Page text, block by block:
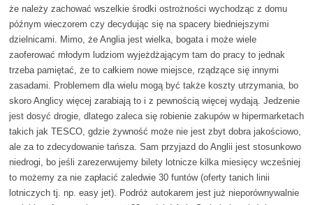
że należy zachować wszelkie środki ostrożności wychodząc z domu
późnym wieczorem czy decydując się na spacery biedniejszymi
dzielnicami. Mimo, że Anglia jest wielka, bogata i może wiele
zaoferować młodym ludziom wyjeżdżającym tam do pracy to jednak
trzeba pamiętać, że to całkiem nowe miejsce, rządzące się innymi
zasadami. Problemem dla wielu mogą być także koszty utrzymania, bo
skoro Anglicy więcej zarabiają to i z pewnością więcej wydają. Jedzenie
jest dosyć drogie, dlatego zaleca się robienie zakupów w hipermarketach
takich jak TESCO, gdzie żywność może nie jest zbyt dobra jakościowo,
ale za to zdecydowanie tańsza. Sam przyjazd do Anglii jest stosunkowo
niedrogi, bo jeśli zarezerwujemy bilety lotnicze kilka miesięcy wcześniej
to możemy za nie zapłacić zaledwie 30 funtów (oferty tanich linii
lotniczych tj. np. easy jet). Podróż autokarem jest już nieporównywalnie